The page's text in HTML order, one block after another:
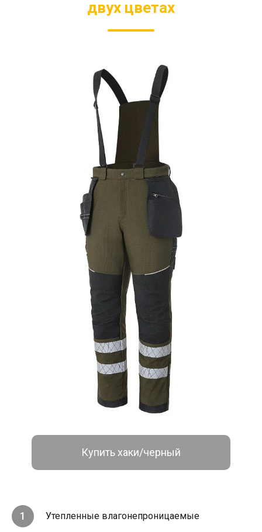
двух цветах
Купить хаки/черный
Утепленные влагонепроницаемые